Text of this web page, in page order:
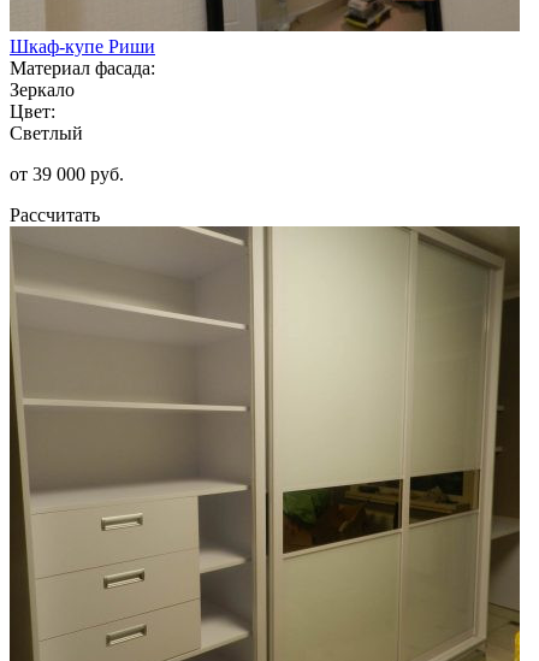
Шкаф-купе Риши
Материал фасада:
Зеркало
Цвет:
Светлый
от 39 000 руб.
Рассчитать